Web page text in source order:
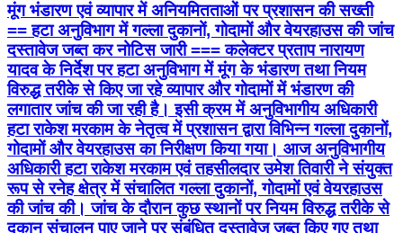
मूंग भंडारण एवं व्यापार में अनियमितताओं पर प्रशासन की सख्ती
== हटा अनुविभाग में गल्ला दुकानों, गोदामों और वेयरहाउस की जांच
दस्तावेज जब्त कर नोटिस जारी === कलेक्टर प्रताप नारायण
यादव के निर्देश पर हटा अनुविभाग में मूंग के भंडारण तथा नियम
विरुद्ध तरीके से किए जा रहे व्यापार और गोदामों में भंडारण की
लगातार जांच की जा रही है। इसी क्रम में अनुविभागीय अधिकारी
हटा राकेश मरकाम के नेतृत्व में प्रशासन द्वारा विभिन्न गल्ला दुकानों,
गोदामों और वेयरहाउस का निरीक्षण किया गया। आज अनुविभागीय
अधिकारी हटा राकेश मरकाम एवं तहसीलदार उमेश तिवारी ने संयुक्त
रूप से रनेह क्षेत्र में संचालित गल्ला दुकानों, गोदामों एवं वेयरहाउस
की जांच की। जांच के दौरान कुछ स्थानों पर नियम विरुद्ध तरीके से
दुकान संचालन पाए जाने पर संबंधित दस्तावेज जब्त किए गए तथा